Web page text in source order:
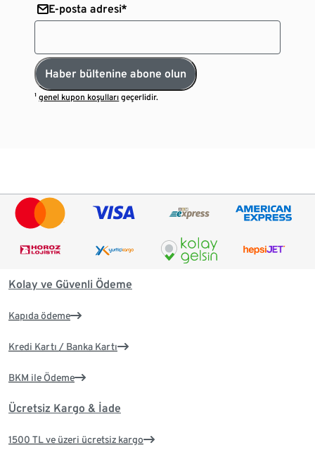
E-posta adresi*
Haber bültenine abone olun
¹genel kupon koşulları geçerlidir.
Kolay ve Güvenli Ödeme
Kapıda ödeme
Kredi Kartı / Banka Kartı
BKM ile Ödeme
Ücretsiz Kargo & İade
1500 TL ve üzeri ücretsiz kargo